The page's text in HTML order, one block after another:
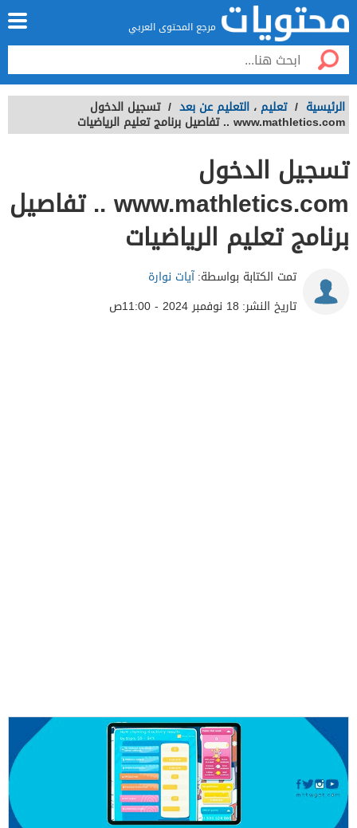
مرجع المحتوى العربي
الرئيسية / تعليم ، التعليم عن بعد / تسجيل الدخول
www.mathletics.com .. تفاصيل برنامج تعليم الرياضيات
تسجيل الدخول
www.mathletics.com .. تفاصيل
برنامج تعليم الرياضيات
تمت الكتابة بواسطة:آيات نوارة
تاريخ النشر: 18 نوفمبر 2024 - 11:00ص